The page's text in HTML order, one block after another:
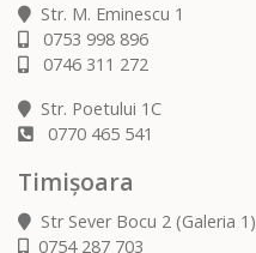
Str. M. Eminescu 1
0753 998 896
0746 311 272
Str. Poetului 1C
0770 465 541
Timișoara
Str Sever Bocu 2 (Galeria 1)
0754 287 703